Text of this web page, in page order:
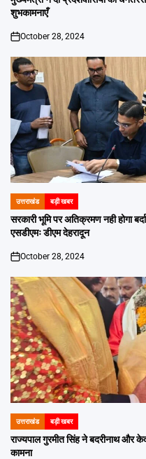
शुभकामनाएँ
on
October 28, 2024
POSTED
IN
उत्तराखंड बड़ी खबर
सरकारी भूमि पर अतिक्रमण नही होगा
एसडीएमः डीएम देहरादून
on
October 28, 2024
POSTED
IN
उत्तराखंड बड़ी खबर
राज्यपाल गुरमीत सिंह ने बदरीनाथ और
कामना